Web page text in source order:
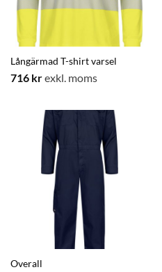
Långärmad T-shirt varsel
716 krexkl. moms
Overall